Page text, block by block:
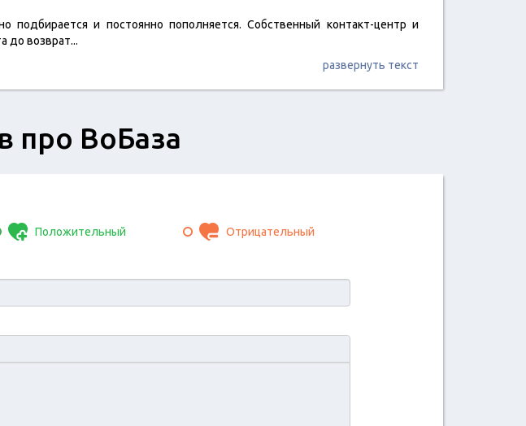
и постоянно пополняется. Собственный контакт-центр и
до возврат...
развернуть текст
про ВоБаза
Положительный
Отрицательный